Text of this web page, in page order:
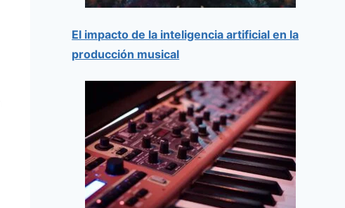
El impacto de la inteligencia artificial en la
producción musical